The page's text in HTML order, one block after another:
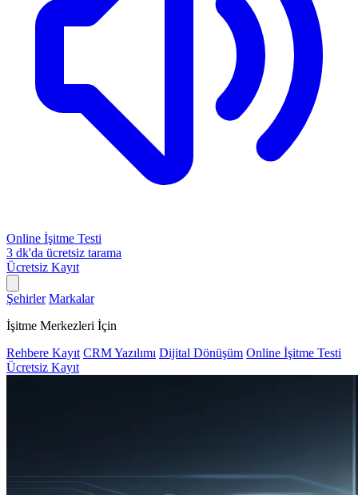
Online İşitme Testi
3 dk'da ücretsiz tarama
Ücretsiz Kayıt
Şehirler Markalar
İşitme Merkezleri İçin
Rehbere Kayıt CRM Yazılımı Dijital Dönüşüm Online İşitme Testi
Ücretsiz Kayıt